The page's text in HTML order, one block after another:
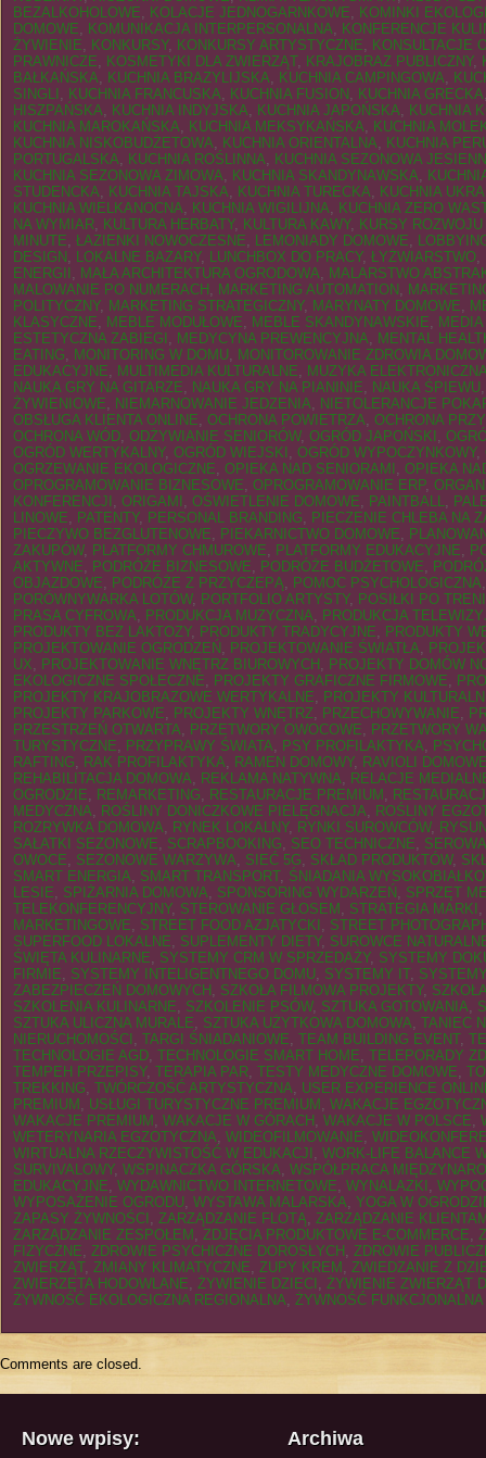
BEZALKOHOLOWE, KOLACJE JEDNOGARNKOWE, KOMINKI
DOMOWE, KOMUNIKACJA INTERPERSONALNA, KONFERENCJE
ŻYWIENIE, KONKURSY, KONKURSY ARTYSTYCZNE, KONSULTACJE
PRAWNICZE, KOSMETYKI DLA ZWIERZĄT, KRAJOBRAZ PUBLICZNY,
BAŁKAŃSKA, KUCHNIA BRAZYLIJSKA, KUCHNIA CAMPINGOWA,
SINGLI , KUCHNIA FRANCUSKA, KUCHNIA FUSION , KUCHNIA GRECKA
HISZPAŃSKA, KUCHNIA INDYJSKA, KUCHNIA JAPOŃSKA, KUCHNIA
KUCHNIA MAROKAŃSKA, KUCHNIA MEKSYKAŃSKA, KUCHNIA
KUCHNIA NISKOBUDŻETOWA, KUCHNIA ORIENTALNA, KUCHNIA
PORTUGALSKA, KUCHNIA ROŚLINNA, KUCHNIA SEZONOWA
KUCHNIA SEZONOWA ZIMOWA, KUCHNIA SKANDYNAWSKA,
STUDENCKA, KUCHNIA TAJSKA, KUCHNIA TURECKA, KUCHNIA
KUCHNIA WIELKANOCNA, KUCHNIA WIGILIJNA, KUCHNIA ZERO
NA WYMIAR, KULTURA HERBATY, KULTURA KAWY, KURSY
MINUTE, ŁAZIENKI NOWOCZESNE, LEMONIADY DOMOWE,
DESIGN , LOKALNE BAZARY, LUNCHBOX DO PRACY, ŁYŻWIARSTWO,
ENERGII , MAŁA ARCHITEKTURA OGRODOWA, MALARSTWO
MALOWANIE PO NUMERACH , MARKETING AUTOMATION ,
POLITYCZNY, MARKETING STRATEGICZNY, MARYNATY DOMOWE,
KLASYCZNE, MEBLE MODUŁOWE, MEBLE SKANDYNAWSKIE,
ESTETYCZNA ZABIEGI , MEDYCYNA PREWENCYJNA, MENTAL
EATING, MONITORING W DOMU, MONITOROWANIE ZDROWIA
EDUKACYJNE, MULTIMEDIA KULTURALNE, MUZYKA
NAUKA GRY NA GITARZE, NAUKA GRY NA PIANINIE, NAUKA ŚPIEWU
ŻYWIENIOWE, NIEMARNOWANIE JEDZENIA, NIETOLERANCJE
OBSŁUGA KLIENTA ONLINE, OCHRONA POWIETRZA, OCHRONA
OCHRONA WÓD, ODŻYWIANIE SENIORÓW, OGRÓD JAPOŃSKI ,
OGRÓD WERTYKALNY, OGRÓD WIEJSKI , OGRÓD WYPOCZYNKOWY,
OGRZEWANIE EKOLOGICZNE, OPIEKA NAD SENIORAMI , OPIEKA
OPROGRAMOWANIE BIZNESOWE, OPROGRAMOWANIE ERP,
KONFERENCJI , ORIGAMI , OŚWIETLENIE DOMOWE, PAINTBALL,
LINOWE, PATENTY, PERSONAL BRANDING, PIECZENIE CHLEBA NA
PIECZYWO BEZGLUTENOWE, PIEKARNICTWO DOMOWE,
ZAKUPÓW, PLATFORMY CHMUROWE, PLATFORMY EDUKACYJNE,
AKTYWNE, PODRÓŻE BIZNESOWE, PODRÓŻE BUDŻETOWE,
OBJAZDOWE, PODRÓŻE Z PRZYCZEPĄ, POMOC PSYCHOLOGICZNA
PORÓWNYWARKA LOTÓW, PORTFOLIO ARTYSTY, POSIŁKI PO
PRASA CYFROWA, PRODUKCJA MUZYCZNA, PRODUKCJA
PRODUKTY BEZ LAKTOZY, PRODUKTY TRADYCYJNE, PRODUKTY
PROJEKTOWANIE OGRODZEŃ , PROJEKTOWANIE ŚWIATŁA,
UX, PROJEKTOWANIE WNĘTRZ BIUROWYCH , PROJEKTY DOMÓW
EKOLOGICZNE SPOŁECZNE, PROJEKTY GRAFICZNE FIRMOWE,
PROJEKTY KRAJOBRAZOWE WERTYKALNE, PROJEKTY
PROJEKTY PARKOWE, PROJEKTY WNĘTRZ, PRZECHOWYWANIE,
PRZESTRZEŃ OTWARTA, PRZETWORY OWOCOWE, PRZETWORY
TURYSTYCZNE, PRZYPRAWY ŚWIATA, PSY PROFILAKTYKA,
RAFTING, RAK PROFILAKTYKA, RAMEN DOMOWY, RAVIOLI
REHABILITACJA DOMOWA, REKLAMA NATYWNA, RELACJE
OGRODZIE, REMARKETING, RESTAURACJE PREMIUM ,
MEDYCZNA, ROŚLINY DONICZKOWE PIELĘGNACJA, ROŚLINY
ROZRYWKA DOMOWA, RYNEK LOKALNY, RYNKI SUROWCÓW,
SAŁATKI SEZONOWE, SCRAPBOOKING, SEO TECHNICZNE,
OWOCE, SEZONOWE WARZYWA, SIEĆ 5G, SKŁAD PRODUKTÓW,
SMART ENERGIA, SMART TRANSPORT, ŚNIADANIA
LESIE, SPIŻARNIA DOMOWA, SPONSORING WYDARZEŃ , SPRZĘT
TELEKONFERENCYJNY, STEROWANIE GŁOSEM , STRATEGIA MARKI ,
MARKETINGOWE, STREET FOOD AZJATYCKI , STREET
SUPERFOOD LOKALNE, SUPLEMENTY DIETY, SUROWCE
ŚWIĘTA KULINARNE, SYSTEMY CRM W SPRZEDAŻY, SYSTEMY
FIRMIE, SYSTEMY INTELIGENTNEGO DOMU, SYSTEMY IT,
ZABEZPIECZEŃ DOMOWYCH , SZKOŁA FILMOWA PROJEKTY,
SZKOLENIA KULINARNE, SZKOLENIE PSÓW, SZTUKA GOTOWANIA,
SZTUKA ULICZNA MURALE, SZTUKA UŻYTKOWA DOMOWA, TANIEC
NIERUCHOMOŚCI , TARGI ŚNIADANIOWE, TEAM BUILDING EVENT,
TECHNOLOGIE AGD, TECHNOLOGIE SMART HOME, TELEPORADY
TEMPEH PRZEPISY, TERAPIA PAR, TESTY MEDYCZNE DOMOWE,
TREKKING, TWÓRCZOŚĆ ARTYSTYCZNA, USER EXPERIENCE
PREMIUM , USŁUGI TURYSTYCZNE PREMIUM , WAKACJE
WAKACJE PREMIUM , WAKACJE W GÓRACH , WAKACJE W POLSCE,
WETERYNARIA EGZOTYCZNA, WIDEOFILMOWANIE,
WIRTUALNA RZECZYWISTOŚĆ W EDUKACJI , WORK-LIFE BALANCE
SURVIVALOWY, WSPINACZKA GÓRSKA, WSPÓŁPRACA
EDUKACYJNE, WYDAWNICTWO INTERNETOWE, WYNALAZKI ,
WYPOSAŻENIE OGRODU, WYSTAWA MALARSKA, YOGA W
ZAPASY ŻYWNOŚCI , ZARZĄDZANIE FLOTĄ, ZARZĄDZANIE
ZARZĄDZANIE ZESPOŁEM , ZDJĘCIA PRODUKTOWE E-COMMERCE,
FIZYCZNE, ZDROWIE PSYCHICZNE DOROSŁYCH , ZDROWIE
ZWIERZĄT, ZMIANY KLIMATYCZNE, ZUPY KREM , ZWIEDZANIE Z
ZWIERZĘTA HODOWLANE, ŻYWIENIE DZIECI , ŻYWIENIE ZWIERZĄT
ŻYWNOŚĆ EKOLOGICZNA REGIONALNA, ŻYWNOŚĆ FUNKCJONALNA
Comments are closed.
Nowe wpisy: Archiwa